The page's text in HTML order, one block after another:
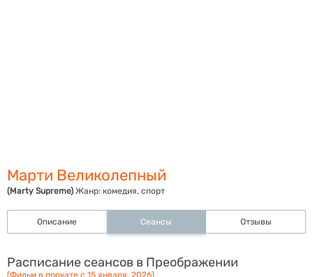
Марти Великолепный
(Marty Supreme) Жанр: комедия, спорт
Описание Сеансы Отзывы
Расписание сеансов в Преображении
(Фильм в прокате с 15 января, 2026)